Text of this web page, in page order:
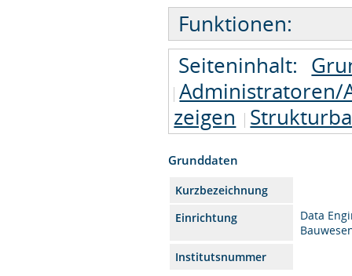
Funktionen:
Seiteninhalt:
zeigen
Grunddaten
Kurzbezeichnung
Einrichtung
Data
Institutsnummer